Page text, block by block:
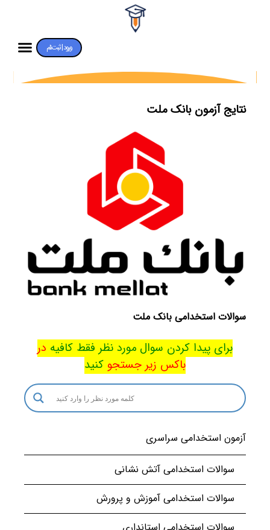
ورود | ثبت‌نام
نتایج آزمون بانک ملت
سوالات استخدامی بانک ملت
برای پیدا کردن سوال مورد نظر فقط کافیه در
باکس زیر جستجو کنید
آزمون استخدامی سراسری
سوالات استخدامی آتش نشانی
سوالات استخدامی آموزش و پرورش